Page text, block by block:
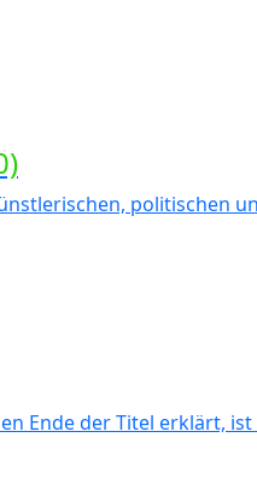
politischen
Ende der Titel erklärt,